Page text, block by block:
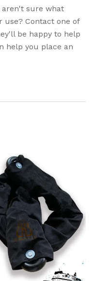
aren't sure what
use? Contact one of
be happy to help
help you place an